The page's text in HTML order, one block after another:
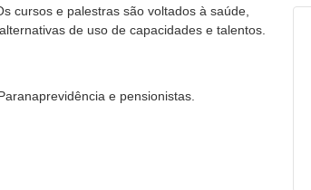
cursos e palestras são voltados à saúde,
de uso de capacidades e talentos.
e pensionistas.